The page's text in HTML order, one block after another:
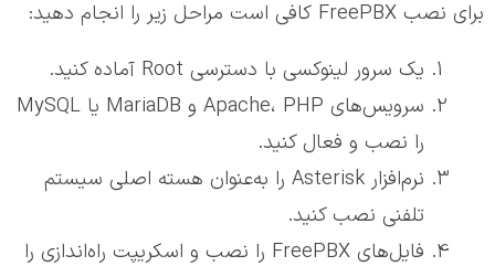
برای نصب FreePBX کافی است مراحل زیر را انجام دهید:
یک سرور لینوکسی با دسترسی Root آماده کنید.
سرویس‌های Apache، PHP و MariaDB یا MySQL
را نصب و فعال کنید.
نرم‌افزار Asterisk را به‌عنوان هسته اصلی سیستم
تلفنی نصب کنید.
فایل‌های FreePBX را نصب و اسکریپت راه‌اندازی را